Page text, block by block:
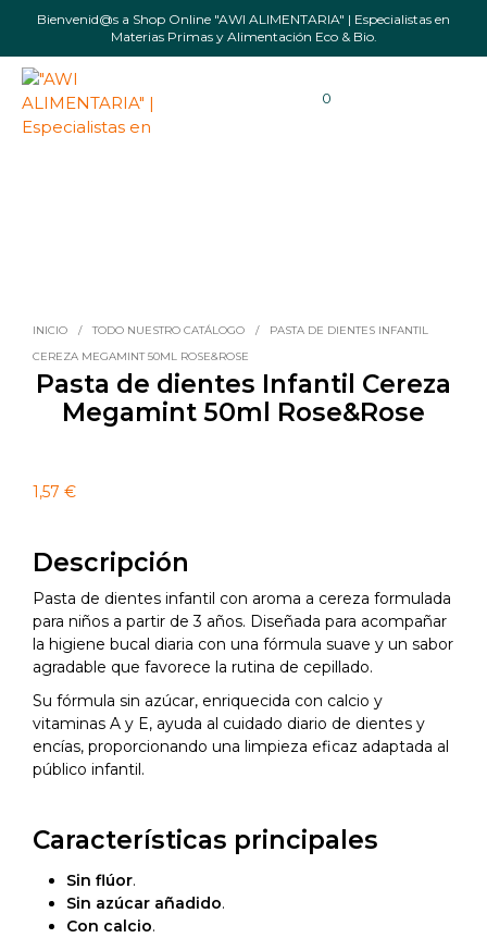
Bienvenid@s a Shop Online "AWI ALIMENTARIA" | Especialistas en
Materias Primas y Alimentación Eco & Bio.
0
INICIO / TODO NUESTRO CATÁLOGO /
PASTA DE DIENTES INFANTIL
CEREZA MEGAMINT 50ML ROSE&ROSE
Pasta de dientes Infantil Cereza
Megamint 50ml Rose&Rose
1,57 €
Descripción
Pasta de dientes infantil con aroma a cereza formulada
para niños a partir de 3 años. Diseñada para acompañar
la higiene bucal diaria con una fórmula suave y un sabor
agradable que favorece la rutina de cepillado.
Su fórmula sin azúcar, enriquecida con calcio y
vitaminas A y E, ayuda al cuidado diario de dientes y
encías, proporcionando una limpieza eficaz adaptada al
público infantil.
Características principales
Sin flúor.
Sin azúcar añadido.
Con calcio.